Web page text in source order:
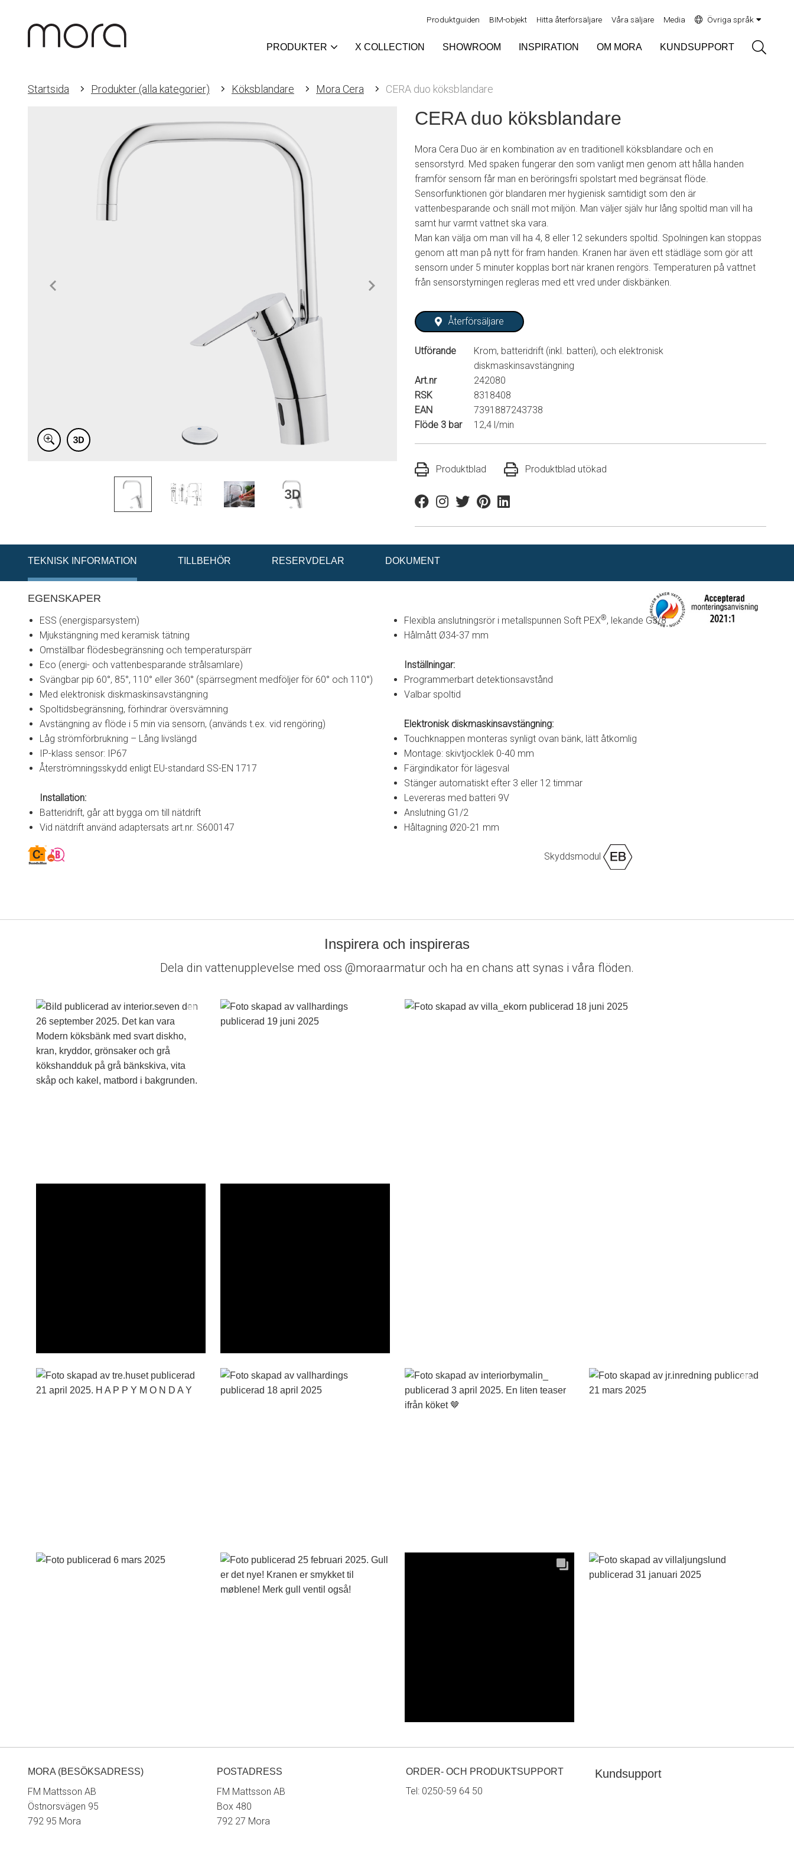
Produktguiden BIM-objekt Hitta återförsäljare Våra säljare Media Övriga språk
PRODUKTER X COLLECTION SHOWROOM INSPIRATION OM MORA KUNDSUPPORT
Startsida Produkter (alla kategorier) Köksblandare Mora Cera CERA duo köksblandare
CERA duo köksblandare
Mora Cera Duo är en kombination av en traditionell köksblandare och en
sensorstyrd. Med spaken fungerar den som vanligt men genom att hålla handen
framför sensorn får man en beröringsfri spolstart med begränsat flöde.
Sensorfunktionen gör blandaren mer hygienisk samtidigt som den är
vattenbesparande och snäll mot miljön. Man väljer själv hur lång spoltid man vill ha
samt hur varmt vattnet ska vara.
Man kan välja om man vill ha 4, 8 eller 12 sekunders spoltid. Spolningen kan stoppas
genom att man på nytt för fram handen. Kranen har även ett städläge som gör att
sensorn under 5 minuter kopplas bort när kranen rengörs. Temperaturen på vattnet
från sensorstyrningen regleras med ett vred under diskbänken.
Återförsäljare
Utförande
Krom, batteridrift (inkl. batteri), och elektronisk
diskmaskinsavstängning
Art.nr
242080
RSK
8318408
EAN
7391887243738
Flöde 3 bar
12,4 l/min
Produktblad Produktblad utökad
FacebookInstagram
TwitterPinterestLinkedin
TEKNISK INFORMATION TILLBEHÖR RESERVDELAR DOKUMENT
EGENSKAPER
ESS (energisparsystem)
Mjukstängning med keramisk tätning
Omställbar flödesbegränsning och temperaturspärr
Eco (energi- och vattenbesparande strålsamlare)
Svängbar pip 60°, 85°, 110° eller 360° (spärrsegment medföljer för 60° och 110°)
Med elektronisk diskmaskinsavstängning
Spoltidsbegränsning, förhindrar översvämning
Avstängning av flöde i 5 min via sensorn, (används t.ex. vid rengöring)
Låg strömförbrukning – Lång livslängd
IP-klass sensor: IP67
Återströmningsskydd enligt EU-standard SS-EN 1717
Installation:
Batteridrift, går att bygga om till nätdrift
Vid nätdrift använd adaptersats art.nr. S600147
Flexibla anslutningsrör i metallspunnen Soft PEX®, lekande G3/8
Hålmått Ø34-37 mm
Inställningar:
Programmerbart detektionsavstånd
Valbar spoltid
Elektronisk diskmaskinsavstängning:
Touchknappen monteras synligt ovan bänk, lätt åtkomlig
Montage: skivtjocklek 0-40 mm
Färgindikator för lägesval
Stänger automatiskt efter 3 eller 12 timmar
Levereras med batteri 9V
Anslutning G1/2
Håltagning Ø20-21 mm
Skyddsmodul
Inspirera och inspireras
Dela din vattenupplevelse med oss @moraarmatur och ha en chans att synas i våra flöden.
MORA (BESÖKSADRESS)
FM Mattsson AB
Östnorsvägen 95
792 95 Mora
POSTADRESS
FM Mattsson AB
Box 480
792 27 Mora
ORDER- OCH PRODUKTSUPPORT
Tel: 0250-59 64 50
Kundsupport